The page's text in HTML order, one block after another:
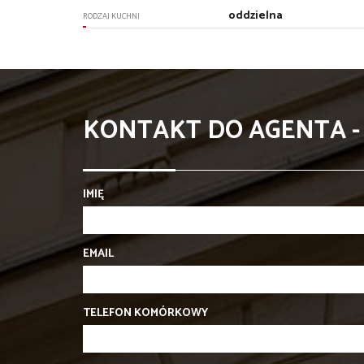
RODZAJ KUCHNI oddzielna
KONTAKT DO AGENTA
IMIĘ
EMAIL
TELEFON KOMÓRKOWY